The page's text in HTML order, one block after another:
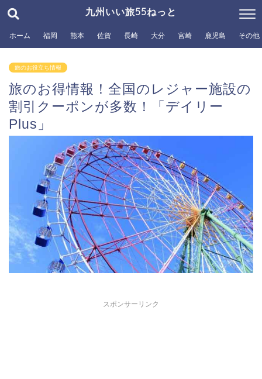
九州いい旅55ねっと
ホーム 福岡 熊本 佐賀 長崎 大分 宮崎 鹿児島 その他
旅のお役立ち情報
旅のお得情報！全国のレジャー施設の
割引クーポンが多数！「デイリー
Plus」
スポンサーリンク